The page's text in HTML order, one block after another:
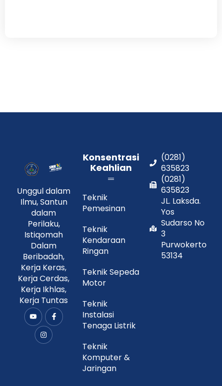
Unggul dalam
Ilmu, Santun
dalam
Perilaku,
Istiqomah
Dalam
Beribadah,
Kerja Keras,
Kerja Cerdas,
Kerja Ikhlas,
Kerja Tuntas
Y
o
u
t
u
F
a
n
s
t
a
Konsentrasi
Keahlian
Teknik
Pemesinan
Teknik
Kendaraan
Ringan
Teknik Sepeda
Motor
Teknik
Instalasi
Tenaga Listrik
Teknik
Komputer &
Jaringan
(0281)
635823
(0281)
635823
JL. Laksda.
Yos
Sudarso No
3
Purwokerto
53134